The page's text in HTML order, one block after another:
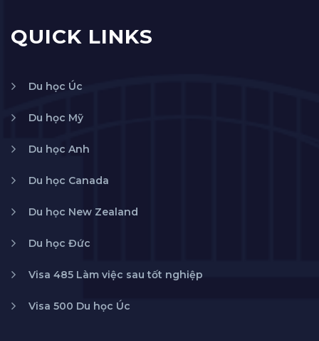
QUICK LINKS
Du học Úc
Du học Mỹ
Du học Anh
Du học Canada
Du học New Zealand
Du học Đức
Visa 485 Làm việc sau tốt nghiệp
Visa 500 Du học Úc